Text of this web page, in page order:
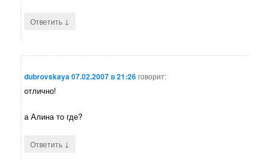
Ответить ↓
dubrovskaya07.02.2007 в 21:26говорит:
отлично!
а Алина то где?
Ответить ↓